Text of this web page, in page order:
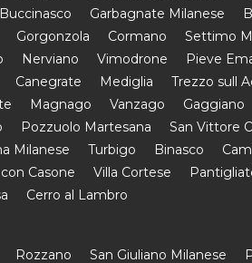
Garbagnate Milanese
Gorgonzola
Cormano
Settimo
Nerviano Vimodrone
Pieve
Canegrate
Mediglia
Trezzo sull
Magnago Vanzago
Gaggiano
Pozzuolo Martesana
San Vittore
Milanese
Turbigo Binasco
Casone
Villa Cortese
Cerro al Lambro
Rozzano San Giuliano Milanese